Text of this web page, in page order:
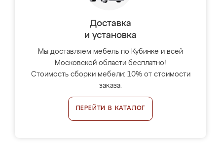
Доставка
и установка
Мы доставляем мебель по Кубинке и всей
Московской области бесплатно!
Стоимость сборки мебели: 10% от стоимости
заказа.
ПЕРЕЙТИ В КАТАЛОГ